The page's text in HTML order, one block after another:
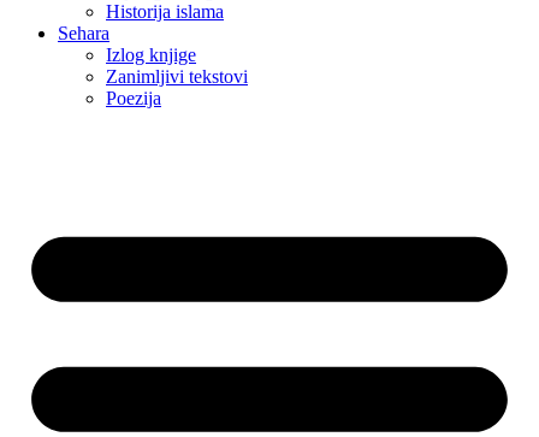
Historija islama
Sehara
Izlog knjige
Zanimljivi tekstovi
Poezija